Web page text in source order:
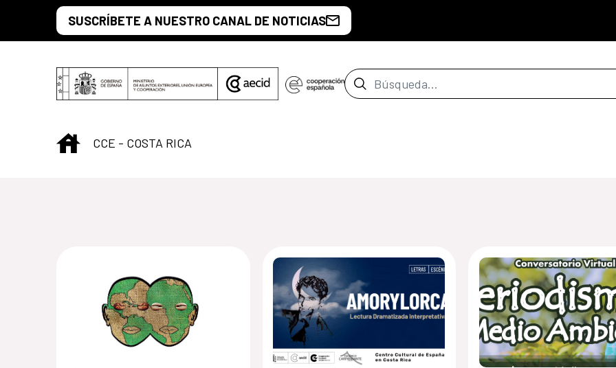
Saltar al contenido principal
SUSCRÍBETE A NUESTRO CANAL DE NOTICIAS
Barra de búsqueda
INICIO
CCE - COSTA RICA